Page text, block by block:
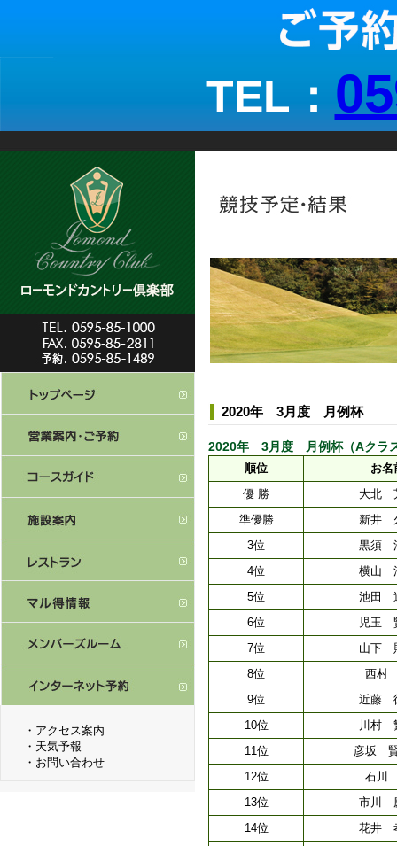
TEL：
・ アクセス案内
・ 天気予報
・ お問い合わせ
2020年 3月度 月例杯
2020年 3月度 月例杯（Aクラ
順位
お名
優 勝
大北
準優勝
新井
3位
黒須
4位
横山
5位
池田
6位
児玉
7位
山下
8位
西村
9位
近藤
10位
川村
11位
彦坂
12位
石川
13位
市川
14位
花井